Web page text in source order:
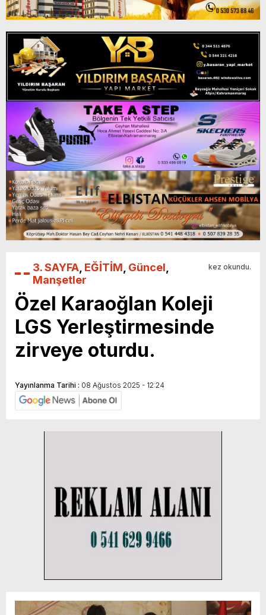
3. SAYFA EĞİTİM Güncel
Manşetler
kez okundu.
Özel Karaoğlan Koleji
LGS Yerleştirmesinde
zirveye oturdu.
Yayınlanma Tarihi : 08 Ağustos 2025 - 12:24